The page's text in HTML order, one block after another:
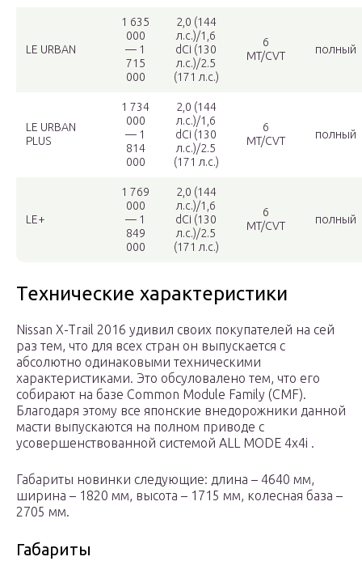
LE URBAN
1 635
000
— 1
715
000
2,0 (144
л.c.)/1,6
dCi (130
л.c.)/2.5
(171 л.c.)
6
MT/CVT
полный
LE URBAN
PLUS
1 734
000
— 1
814
000
2,0 (144
л.c.)/1,6
dCi (130
л.c.)/2.5
(171 л.c.)
6
MT/CVT
полный
LE+
1 769
000
— 1
849
000
2,0 (144
л.c.)/1,6
dCi (130
л.c.)/2.5
(171 л.c.)
6
MT/CVT
полный
Технические характеристики
Nissan X-Trail 2016 удивил своих покупателей на сей
раз тем, что для всех стран он выпускается с
абсолютно одинаковыми техническими
характеристиками. Это обсуловалено тем, что его
собирают на базе Common Module Family (CMF).
Благодаря этому все японские внедорожники данной
масти выпускаются на полном приводе с
усовершенствованной системой ALL MODE 4x4i .
Габариты новинки следующие: длина – 4640 мм,
ширина – 1820 мм, высота – 1715 мм, колесная база –
2705 мм.
Габариты